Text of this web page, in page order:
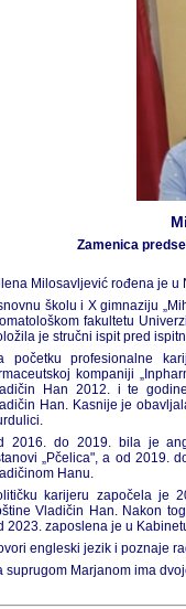
Zamenica
Milosavljević rođena je u
školu i X gimnaziju
fakultetu
je stručni ispit pred
početku profesionalne
kompaniji
Han 2012. i te
Han. Kasnije je
2016. do 2019. bila je
„Pčelica", a od 2019.
Hanu.
karijeru započela je
Vladičin Han. Nakon
2023. zaposlena je u
engleski jezik i poznaje
suprugom Marjanom ima